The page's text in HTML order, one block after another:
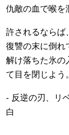
仇敵の血で喉を
許されるならば、
復讐の末に倒れ
解け落ちた氷の
て目を閉じよう。
- 反逆の刃、リ
白